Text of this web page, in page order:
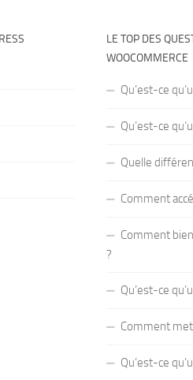
LE TOP DES
WOOCOMMERCE
Qu’est-ce
Qu’est-ce
Quelle
Comment
Comment
?
Qu’est-ce
Comment
Qu’est-ce